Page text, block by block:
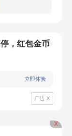
，红包金币
立即体验
广告 X
X